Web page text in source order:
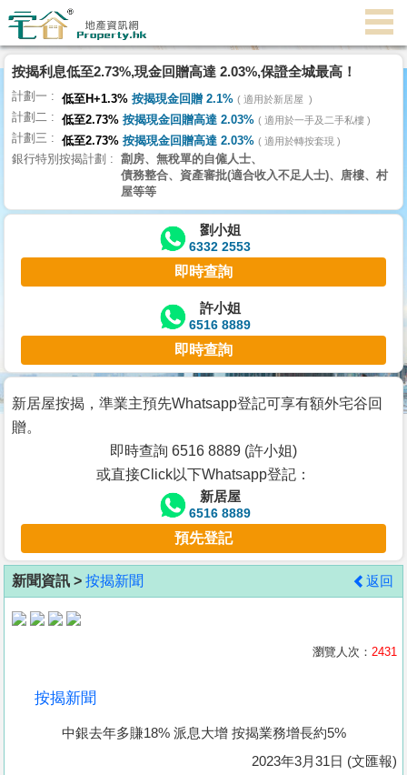
理
主
頁
搵
樓/
交
業
主
宅
谷
按
客
地
產
按揭利息低至2.73%,現金回贈高達 2.03%,保證全城最高！
計劃一 低至H+1.3% 按揭現金回贈 2.1% 適用於新居屋
計劃二 低至2.73% 按揭現金回贈高達 2.03% 適用於一手及二手私樓
計劃三 低至2.73% 按揭現金回贈高達 2.03% 適用於轉按套現
銀行特別按揭計劃
劏房、無稅單的自僱人士、
債務整合、資產審批(適合收入不足人士)、唐樓、村
屋等等
劉小姐
6332 2553
即時查詢
許小姐
6516 8889
即時查詢
新居屋按揭，準業主預先Whatsapp登記可享有額外宅谷回
贈。
即時查詢 6516 8889 (許小姐)
或直接Click以下Whatsapp登記：
新居屋
6516 8889
預先登記
新聞資訊 > 按揭新聞 返回
瀏覽人次： 2431
按揭新聞
中銀去年多賺18% 派息大增 按揭業務增長約5%
2023年3月31日 (文匯報)